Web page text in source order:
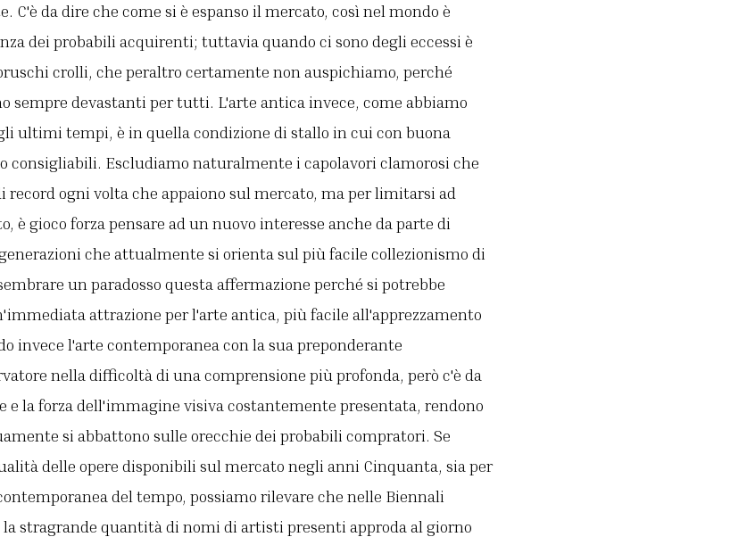
C'è da dire che come si è espanso il mercato, così nel mondo è
dei probabili acquirenti; tuttavia quando ci sono degli eccessi è
crolli, che peraltro certamente non auspichiamo, perché
sempre devastanti per tutti. L'arte antica invece, come abbiamo
ultimi tempi, è in quella condizione di stallo in cui con buona
consigliabili. Escludiamo naturalmente i capolavori clamorosi che
ogni volta che appaiono sul mercato, ma per limitarsi ad
è gioco forza pensare ad un nuovo interesse anche da parte di
che attualmente si orienta sul più facile collezionismo di
un paradosso questa affermazione perché si potrebbe
attrazione per l'arte antica, più facile all'apprezzamento
invece l'arte contemporanea con la sua preponderante
nella difficoltà di una comprensione più profonda, però c'è da
e la forza dell'immagine visiva costantemente presentata, rendono
si abbattono sulle orecchie dei probabili compratori. Se
delle opere disponibili sul mercato negli anni Cinquanta, sia per
del tempo, possiamo rilevare che nelle Biennali
la stragrande quantità di nomi di artisti presenti approda al giorno